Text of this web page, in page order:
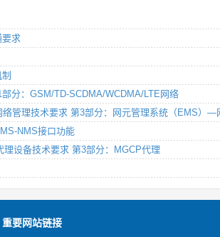
要求
分：GSM/TD-SCDMA/WCDMA/LTE网络
管理技术要求 第3部分：网元管理系统（EMS）—
NMS接口功能
设备技术要求 第3部分：MGCP代理
重要网站链接